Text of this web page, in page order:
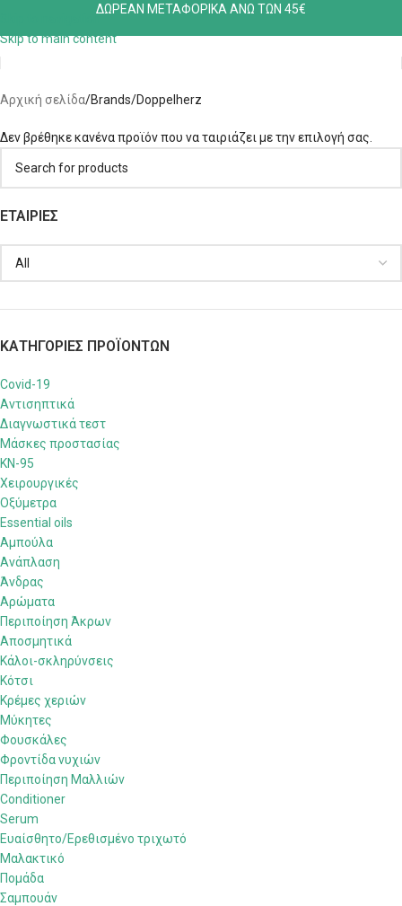
Skip to main content
ΔΩΡΕΑΝ ΜΕΤΑΦΟΡΙΚΑ ΑΝΩ ΤΩΝ 45€
Αρχική σελίδα Brands Doppelherz
Δεν βρέθηκε κανένα προϊόν που να ταιριάζει με την επιλογή σας.
ΕΤΑΙΡΙΕΣ
ΚΑΤΗΓΟΡΊΕΣ ΠΡΟΪΌΝΤΩΝ
Covid-19
Αντισηπτικά
Διαγνωστικά τεστ
Μάσκες προστασίας
KN-95
Χειρουργικές
Οξύμετρα
Essential oils
Αμπούλα
Ανάπλαση
Άνδρας
Αρώματα
Περιποίηση Άκρων
Αποσμητικά
Κάλοι-σκληρύνσεις
Κότσι
Κρέμες χεριών
Μύκητες
Φουσκάλες
Φροντίδα νυχιών
Περιποίηση Μαλλιών
Conditioner
Serum
Ευαίσθητο/Ερεθισμένο τριχωτό
Μαλακτικό
Πομάδα
Σαμπουάν